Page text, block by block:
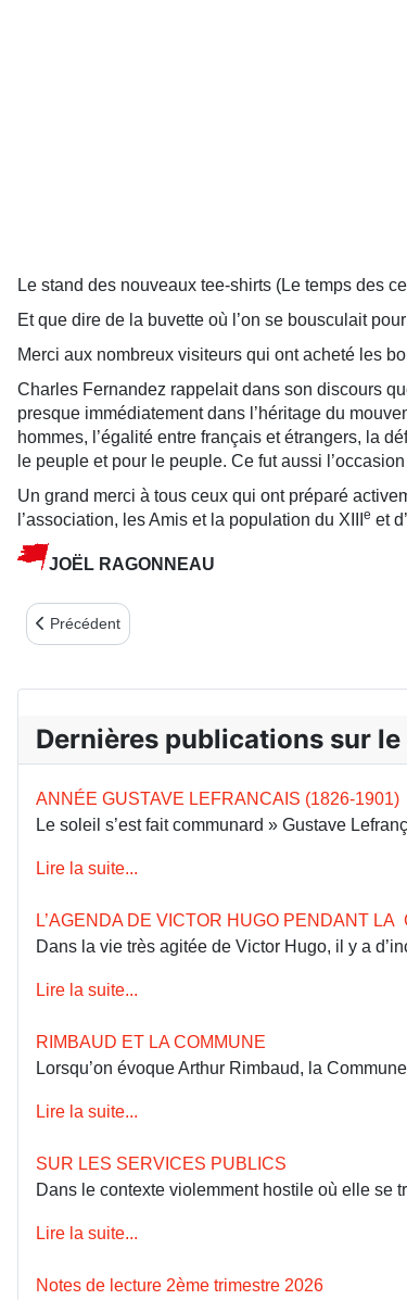
Le stand des nouveaux tee-shirts (Le temps des
Et que dire de la buvette où l’on se bousculait
Merci aux nombreux visiteurs qui ont acheté les
Charles Fernandez rappelait dans son discours
presque immédiatement dans l’héritage du
hommes, l’égalité entre français et étrangers, la
le peuple et pour le peuple. Ce fut aussi
Un grand merci à tous ceux qui ont préparé
l’association, les Amis et la population du XIII
e et
JOËL RAGONNEAU
Article précédent : Plaque en hommage aux élus
Précédent
Dernières publications sur
ANNÉE GUSTAVE LEFRANCAIS (1826-1901)
Le soleil s’est fait communard » Gustave
Lire la suite...
L’AGENDA DE VICTOR HUGO PENDANT LA
Dans la vie très agitée de Victor Hugo, il y a
Lire la suite...
RIMBAUD ET LA COMMUNE
Lorsqu’on évoque Arthur Rimbaud, la
Lire la suite...
SUR LES SERVICES PUBLICS
Dans le contexte violemment hostile où elle se
Lire la suite...
Notes de lecture 2ème trimestre 2026